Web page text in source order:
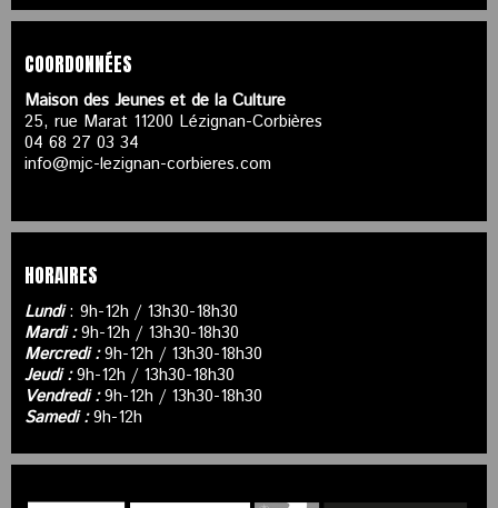
COORDONNÉES
Maison des Jeunes et de la Culture
25, rue Marat 11200 Lézignan-Corbières
04 68 27 03 34
info@mjc-lezignan-corbieres.com
HORAIRES
Lundi: 9h-12h / 13h30-18h30
Mardi :9h-12h / 13h30-18h30
Mercredi :9h-12h / 13h30-18h30
Jeudi :9h-12h / 13h30-18h30
Vendredi :9h-12h / 13h30-18h30
Samedi :9h-12h